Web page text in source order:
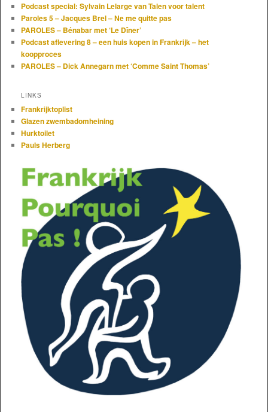
Podcast special: Sylvain Lelarge van Talen voor talent
Paroles 5 – Jacques Brel – Ne me quitte pas
PAROLES – Bénabar met ‘Le Dîner’
Podcast aflevering 8 – een huis kopen in Frankrijk – het
koopproces
PAROLES – Dick Annegarn met ‘Comme Saint Thomas’
LINKS
Frankrijktoplist
Glazen zwembadomheining
Hurktoilet
Pauls Herberg